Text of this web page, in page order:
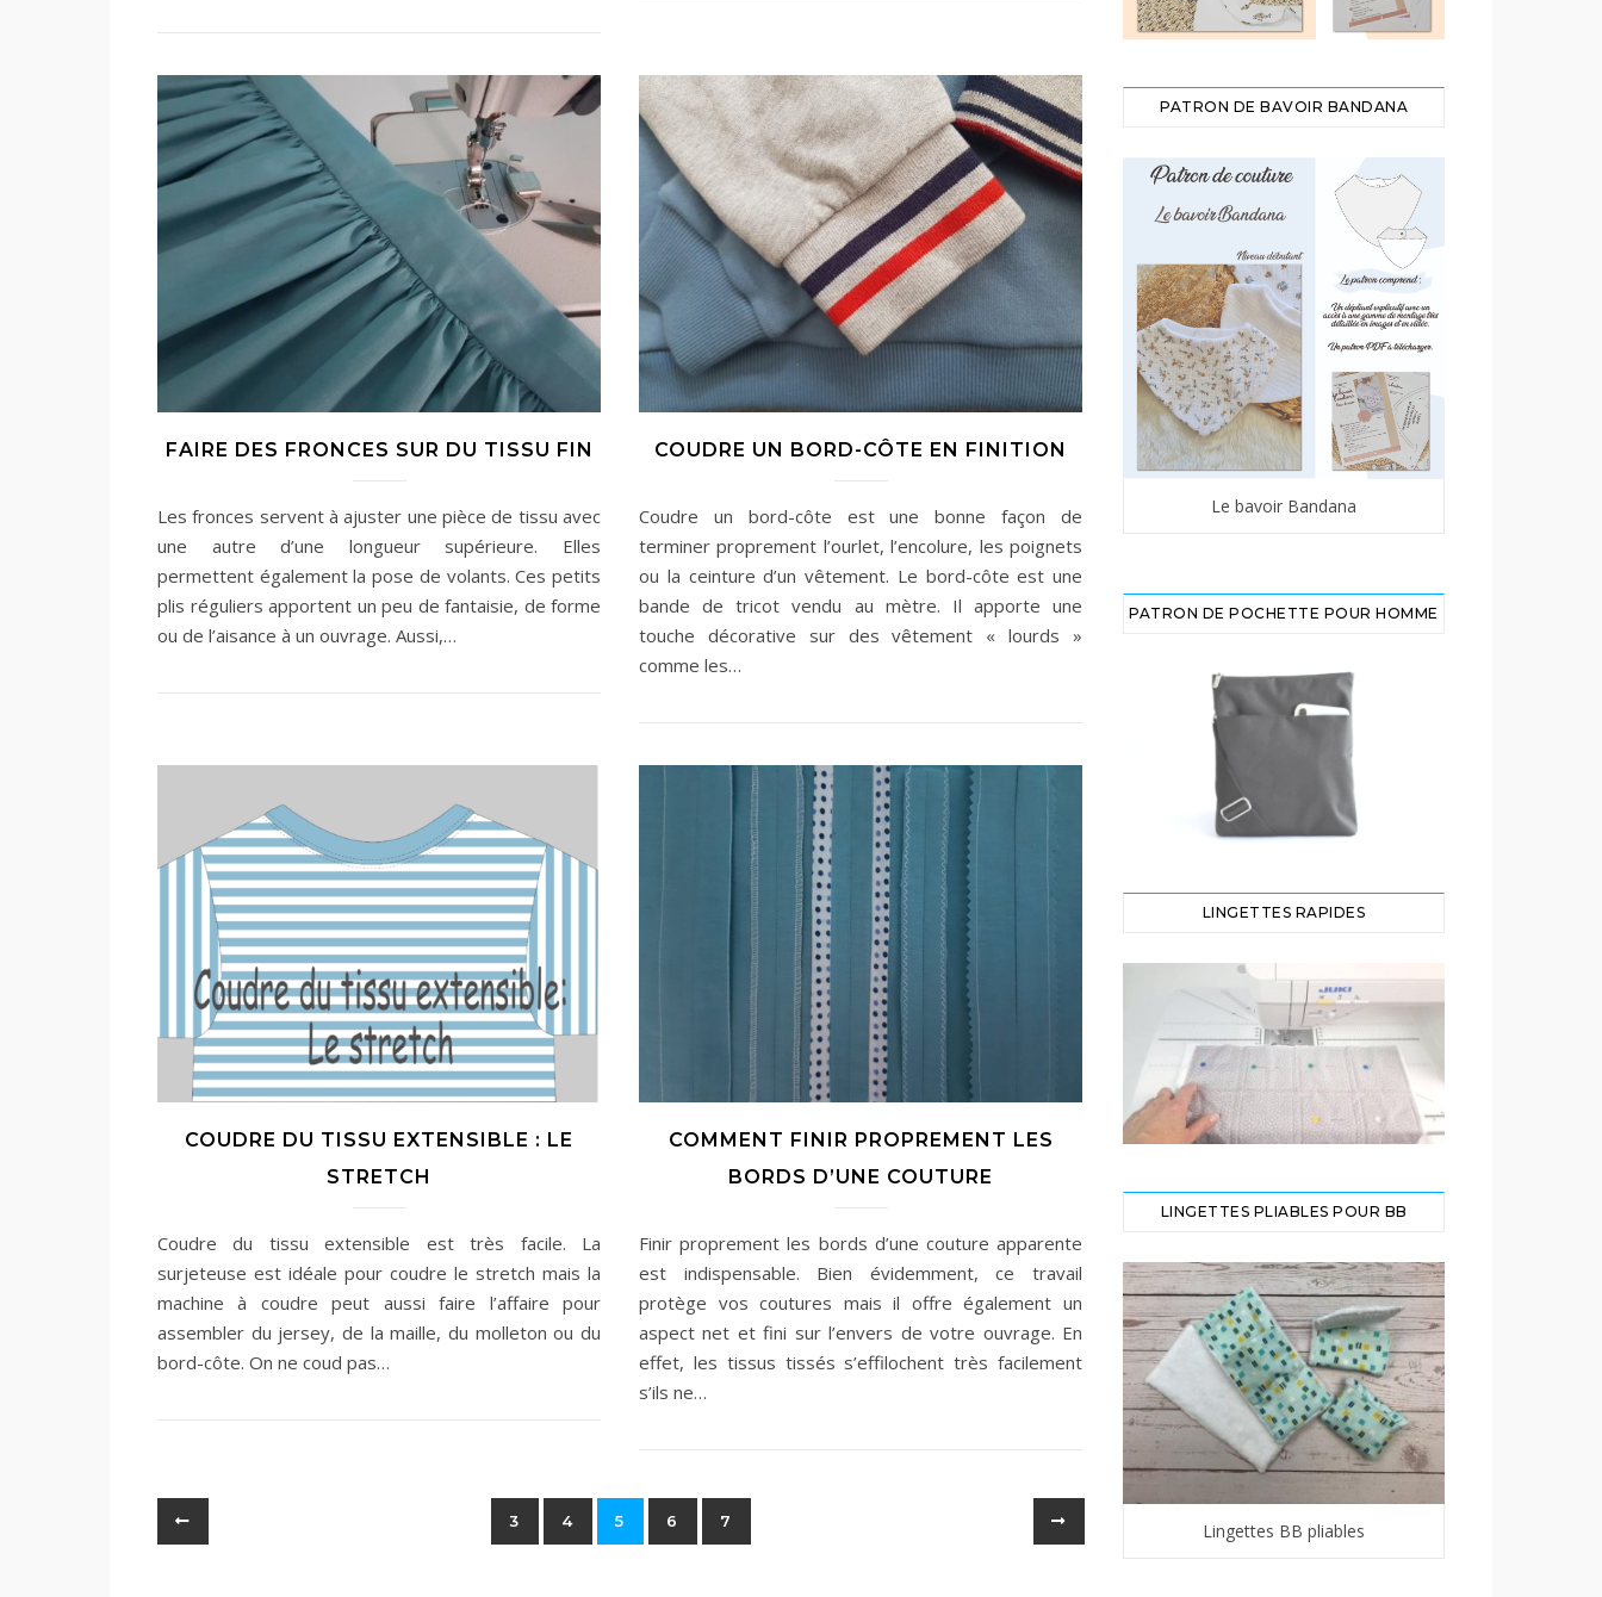
FAIRE DES FRONCES SUR DU TISSU FIN
Les fronces servent à ajuster une pièce de tissu avec
une autre d’une longueur supérieure. Elles
permettent également la pose de volants. Ces petits
plis réguliers apportent un peu de fantaisie, de forme
ou de l’aisance à un ouvrage. Aussi,…
COUDRE UN BORD-CÔTE EN FINITION
Coudre un bord-côte est une bonne façon de
terminer proprement l’ourlet, l’encolure, les poignets
ou la ceinture d’un vêtement. Le bord-côte est une
bande de tricot vendu au mètre. Il apporte une
touche décorative sur des vêtement « lourds »
comme les…
COUDRE DU TISSU EXTENSIBLE : LE
STRETCH
Coudre du tissu extensible est très facile. La
surjeteuse est idéale pour coudre le stretch mais la
machine à coudre peut aussi faire l’affaire pour
assembler du jersey, de la maille, du molleton ou du
bord-côte. On ne coud pas…
COMMENT FINIR PROPREMENT LES
BORDS D’UNE COUTURE
Finir proprement les bords d’une couture apparente
est indispensable. Bien évidemment, ce travail
protège vos coutures mais il offre également un
aspect net et fini sur l’envers de votre ouvrage. En
effet, les tissus tissés s’effilochent très facilement
s’ils ne…
3 4 5 6 7
PATRON DE BAVOIR BANDANA
Le bavoir Bandana
PATRON DE POCHETTE POUR HOMME
LINGETTES RAPIDES
LINGETTES PLIABLES POUR BB
Lingettes BB pliables